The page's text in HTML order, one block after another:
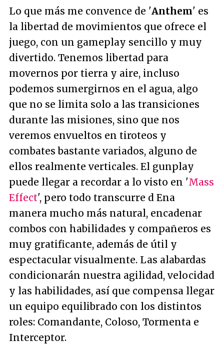
Lo que más me convence de 'Anthem' es
la libertad de movimientos que ofrece el
juego, con un gameplay sencillo y muy
divertido. Tenemos libertad para
movernos por tierra y aire, incluso
podemos sumergirnos en el agua, algo
que no se limita solo a las transiciones
durante las misiones, sino que nos
veremos envueltos en tiroteos y
combates bastante variados, alguno de
ellos realmente verticales. El gunplay
puede llegar a recordar a lo visto en 'Mass
Effect', pero todo transcurre d Ena
manera mucho más natural, encadenar
combos con habilidades y compañeros es
muy gratificante, además de útil y
espectacular visualmente. Las alabardas
condicionarán nuestra agilidad, velocidad
y las habilidades, así que compensa llegar
un equipo equilibrado con los distintos
roles: Comandante, Coloso, Tormenta e
Interceptor.